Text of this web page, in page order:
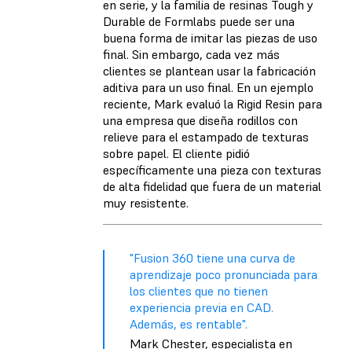
en serie, y la familia de resinas Tough y
Durable de Formlabs puede ser una
buena forma de imitar las piezas de uso
final. Sin embargo, cada vez más
clientes se plantean usar la fabricación
aditiva para un uso final. En un ejemplo
reciente, Mark evaluó la Rigid Resin para
una empresa que diseña rodillos con
relieve para el estampado de texturas
sobre papel. El cliente pidió
específicamente una pieza con texturas
de alta fidelidad que fuera de un material
muy resistente.
"Fusion 360 tiene una curva de
aprendizaje poco pronunciada para
los clientes que no tienen
experiencia previa en CAD.
Además, es rentable".
Mark Chester, especialista en